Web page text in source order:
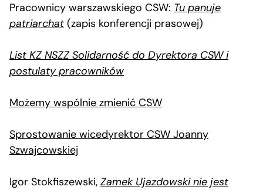
Pracownicy warszawskiego CSW: Tu panuje
patriarchat (zapis konferencji prasowej)
List KZ NSZZ Solidarność do Dyrektora CSW i
postulaty pracowników
Możemy wspólnie zmienić CSW
Sprostowanie wicedyrektor CSW Joanny
Szwajcowskiej
Igor Stokfiszewski, Zamek Ujazdowski nie jest